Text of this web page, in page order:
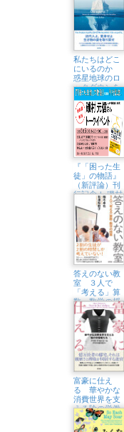
私たちはどこ
にいるのか
惑星地球のロ
ックダウンを
知るためのレ
ッスン
『「困った生
徒」の物語』
（新評論）刊
行記念！ 磯村
元信さんトー
クイベント
（5/5㈰、八王
子市生涯学習
センター）
答えのない教
室 ３人で
「考える」算
数・数学の授
業
富豪に仕え
る 華やかな
消費世界を支
える陰の労働
者たち